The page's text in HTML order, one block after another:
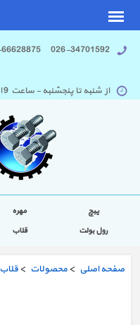
026-34701592 021-66628875
از شنبه تا پنجشنبه - ساعت 9 الی 17
پیچ مهره
رول بولت
قلاب
صفحه اصلی > محصولات > قلاب